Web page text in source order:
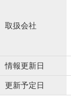
取扱会社
情報更新日
更新予定日